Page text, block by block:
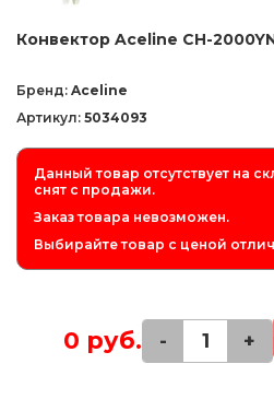
Конвектор Aceline CH-
Бренд: Aceline
Артикул: 5034093
Данный товар отсутствует на
снят с продажи.
Заказ товара невозможен.
Выбирайте товар с ценой
0 руб. - +